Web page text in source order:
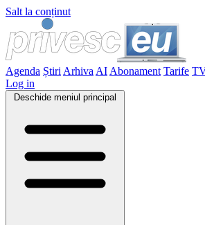
Salt la conținut
Agenda Știri Arhiva AI Abonament Tarife
Log in
Deschide meniul principal